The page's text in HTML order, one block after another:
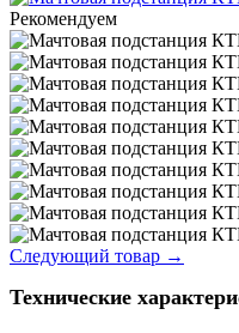
Рекомендуем
Следующий товар →
Технические